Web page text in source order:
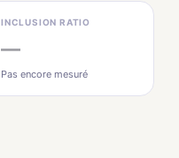
INCLUSION RATIO
—
Pas encore mesuré